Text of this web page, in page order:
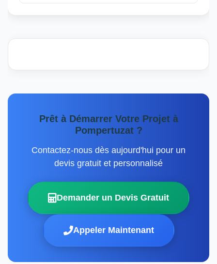
Prêt à Démarrer Votre Projet à
Pompertuzat ?
Contactez-nous dès aujourd'hui pour un
devis gratuit et personnalisé
Demander un Devis Gratuit
Appeler Maintenant